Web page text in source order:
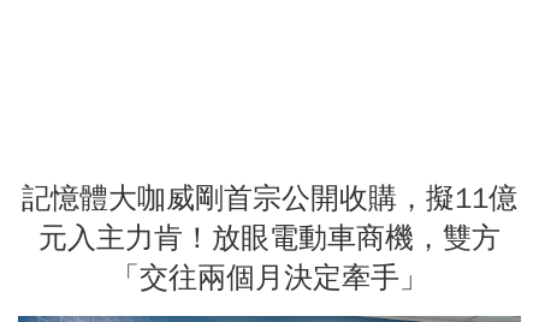
記憶體大咖威剛首宗公開收購，擬11億
元入主力肯！放眼電動車商機，雙方
「交往兩個月決定牽手」